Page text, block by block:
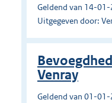
Geldend van 14-
Uitgegeven door:
Venray
Geldend van 01-